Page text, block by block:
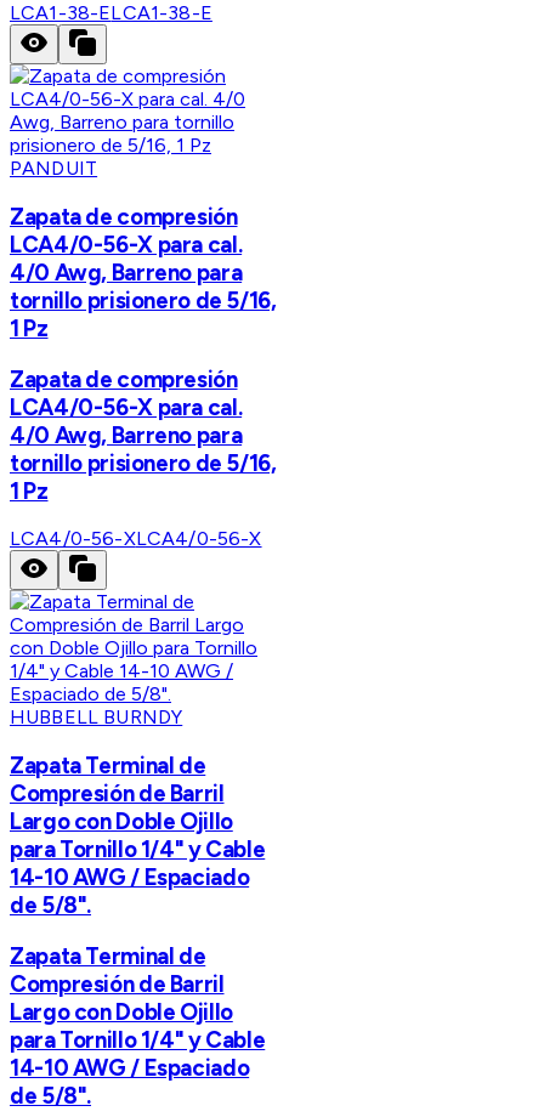
LCA1-38-ELCA1-38-E
PANDUIT
Zapata de compresión
LCA4/0-56-X para cal.
4/0 Awg, Barreno para
tornillo prisionero de 5/16,
1 Pz
Zapata de compresión
LCA4/0-56-X para cal.
4/0 Awg, Barreno para
tornillo prisionero de 5/16,
1 Pz
LCA4/0-56-XLCA4/0-56-X
HUBBELL BURNDY
Zapata Terminal de
Compresión de Barril
Largo con Doble Ojillo
para Tornillo 1/4" y Cable
14-10 AWG / Espaciado
de 5/8".
Zapata Terminal de
Compresión de Barril
Largo con Doble Ojillo
para Tornillo 1/4" y Cable
14-10 AWG / Espaciado
de 5/8".